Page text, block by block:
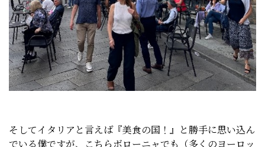
そしてイタリアと言えば『美食の国！』と勝手に思い込ん
でいる僕ですが、こちらボローニャでも（多くのヨーロッ